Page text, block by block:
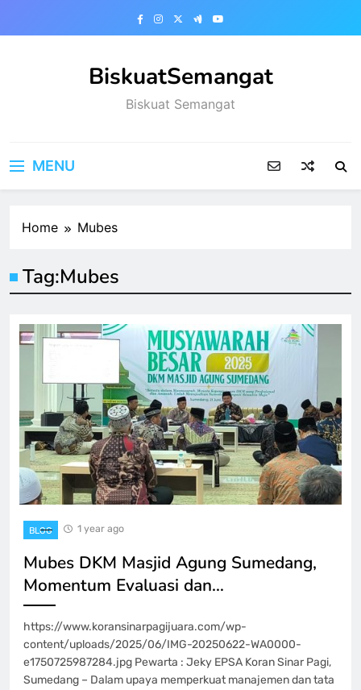
BiskuatSemangat
Biskuat Semangat
MENU
Home Mubes
Tag:Mubes
BLOG 1 year ago
Mubes DKM Masjid Agung Sumedang,
Momentum Evaluasi dan…
https://www.koransinarpagijuara.com/wp-
content/uploads/2025/06/IMG-20250622-WA0000-
e1750725987284.jpg Pewarta : Jeky EPSA Koran Sinar Pagi,
Sumedang – Dalam upaya memperkuat manajemen dan tata